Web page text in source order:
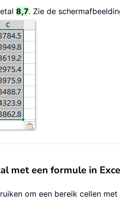
8,7. Zie de
met een formule in
om een bereik cellen